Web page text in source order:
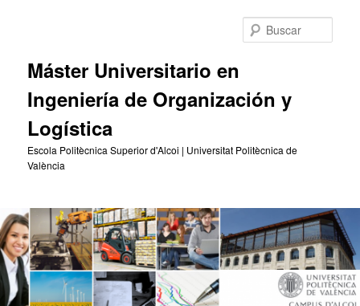
Máster Universitario en
Ingeniería de Organización y
Logística
Escola Politècnica Superior d'Alcoi | Universitat Politècnica de
València